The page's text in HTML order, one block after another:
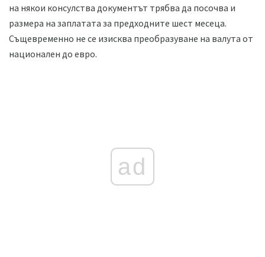
на някои консулства документът трябва да посочва и
размера на заплатата за предходните шест месеца.
Същевременно не се изисква преобразуване на валута от
национален до евро.
ad